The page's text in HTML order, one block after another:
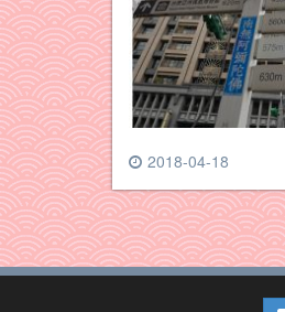
2018-04-18